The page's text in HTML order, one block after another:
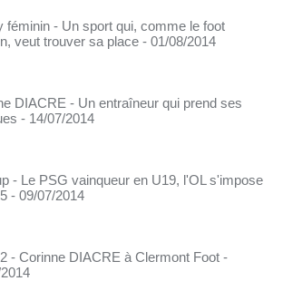
féminin - Un sport qui, comme le foot
veut trouver sa place - 01/08/2014
DIACRE - Un entraîneur qui prend ses
- 14/07/2014
- Le PSG vainqueur en U19, l'OL s'impose
- 09/07/2014
- Corinne DIACRE à Clermont Foot -